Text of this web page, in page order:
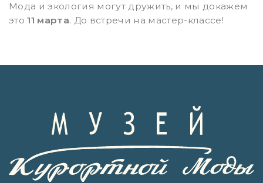
Мода и экология могут дружить, и мы докажем
это11 марта. До встречи на мастер-классе!